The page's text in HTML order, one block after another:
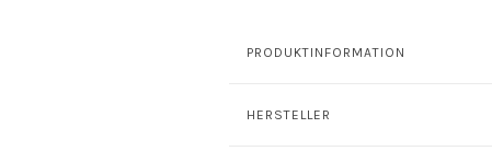
PRODUKTINFORMATION
HERSTELLER